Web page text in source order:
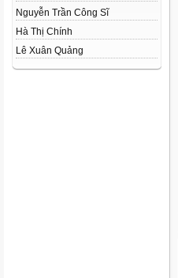
Nguyễn Trần Công Sĩ
Hà Thị Chính
Lê Xuân Quảng